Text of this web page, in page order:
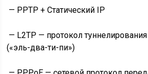
— PPTP + Статический IP
— L2TP — протокол
(«эль-два-ти-пи»)